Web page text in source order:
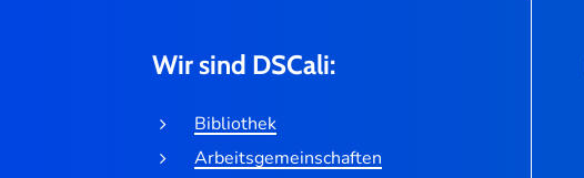
Wir sind DSCali:
Bibliothek
Arbeitsgemeinschaften